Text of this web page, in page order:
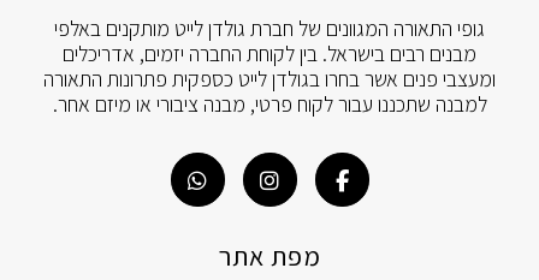
גופי התאורה המגוונים של חברת גולדן לייט מותקנים באלפי
מבנים רבים בישראל. בין לקוחת החברה יזמים, אדריכלים
ומעצבי פנים אשר בחרו בגולדן לייט כספקית פתרונות התאורה
למבנה שתכננו עבור לקוח פרטי, מבנה ציבורי או מיזם אחר.
מפת אתר